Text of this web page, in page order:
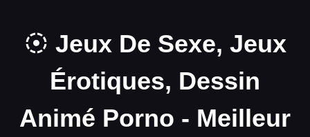
Jeux De Sexe, Jeux
Érotiques, Dessin
Animé Porno - Meilleur